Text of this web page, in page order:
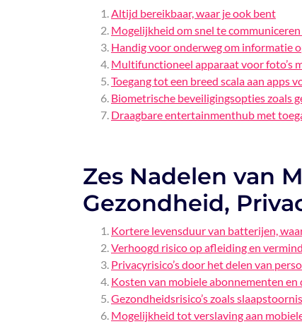
Altijd bereikbaar, waar je ook bent
Mogelijkheid om snel te communiceren
Handig voor onderweg om informatie
Multifunctioneel apparaat voor foto’s
Toegang tot een breed scala aan
Biometrische beveiligingsopties zoals
Draagbare entertainmenthub met
Zes Nadelen van
Gezondheid,
Kortere levensduur van batterijen,
Verhoogd risico op afleiding en
Privacyrisico’s door het delen van
Kosten van mobiele abonnementen
Gezondheidsrisico’s zoals
Mogelijkheid tot verslaving aan